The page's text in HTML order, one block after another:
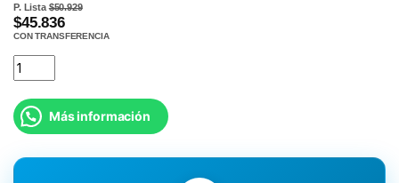
P. Lista$50.929
$45.836
CON TRANSFERENCIA
Más información